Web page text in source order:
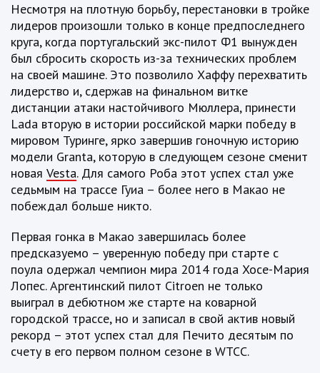
Несмотря на плотную борьбу, перестановки в тройке
лидеров произошли только в конце предпоследнего
круга, когда португальский экс-пилот Ф1 вынужден
был сбросить скорость из-за технических проблем
на своей машине. Это позволило Хаффу перехватить
лидерство и, сдержав на финальном витке
дистанции атаки настойчивого Мюллера, принести
Lada вторую в истории российской марки победу в
мировом Туринге, ярко завершив гоночную историю
модели Granta, которую в следующем сезоне сменит
новая Vesta. Для самого Роба этот успех стал уже
седьмым на трассе Гуиа – более него в Макао не
побеждал больше никто.
Первая гонка в Макао завершилась более
предсказуемо – уверенную победу при старте с
поула одержал чемпион мира 2014 года Хосе-Мария
Лопес. Аргентинский пилот Citroen не только
выиграл в дебютном же старте на коварной
городской трассе, но и записал в свой актив новый
рекорд – этот успех стал для Печито десятым по
счету в его первом полном сезоне в WTCC.